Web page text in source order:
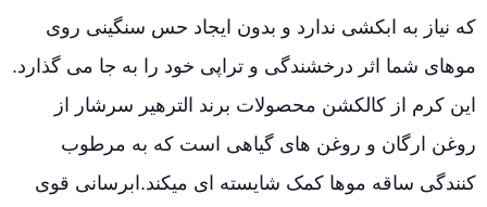
که نیاز به ابکشی ندارد و بدون ایجاد حس سنگینی روی
موهای شما اثر درخشندگی و تراپی خود را به جا می گذارد.
این کرم از کالکشن محصولات برند الترهیر سرشار از
روغن ارگان و روغن های گیاهی است که به مرطوب
کنندگی ساقه موها کمک شایسته ای میکند.ابرسانی قوی